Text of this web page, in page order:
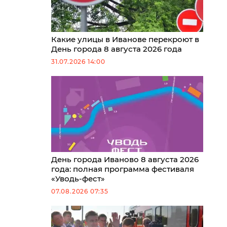
Какие улицы в Иванове перекроют в
День города 8 августа 2026 года
31.07.2026 14:00
День города Иваново 8 августа 2026
года: полная программа фестиваля
«Уводь-фест»
07.08.2026 07:35